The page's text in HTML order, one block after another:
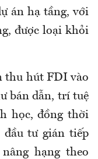
án hạ tầng, với
được loại khỏi
thu hút FDI vào
bán dẫn, trí tuệ
học, đồng thời
đầu tư gián tiếp
hạng theo